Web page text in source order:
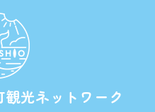
光ネットワーク